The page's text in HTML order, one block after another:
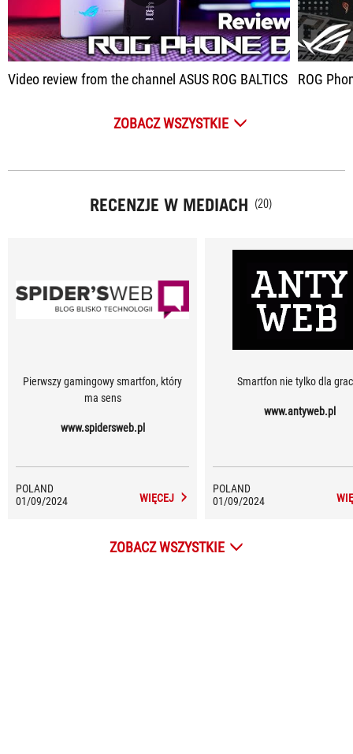
Video review from the channel ASUS ROG BALTICS ROG
ZOBACZ WSZYSTKIE
RECENZJE W MEDIACH (20)
Pierwszy gamingowy smartfon, który
ma sens
www.spidersweb.pl
POLAND
01/09/2024
WIĘCEJ
Smartfon nie tylko dla
www.antyweb.pl
POLAND
01/09/2024
ZOBACZ WSZYSTKIE